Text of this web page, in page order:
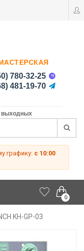
780-32-25
481-19-70
выходных
графику: с 10:00
0
KH-GP-03